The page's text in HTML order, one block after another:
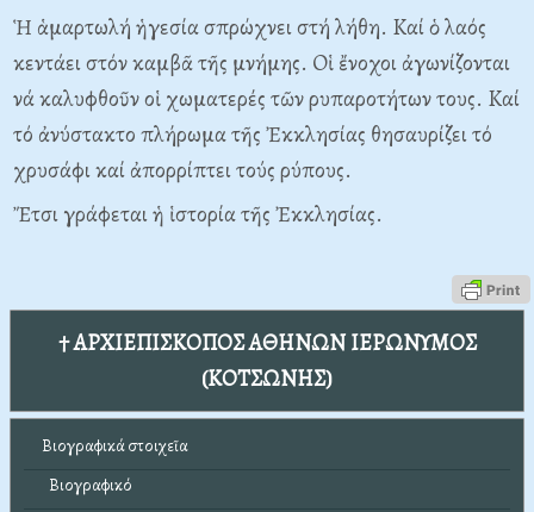
Ἡ ἁμαρτωλή ἡγεσία σπρώχνει στή λήθη. Kαί ὁ λαός
κεντάει στόν καμβᾶ τῆς μνήμης. Oἱ ἔνοχοι ἀγωνίζονται
νά καλυφθοῦν οἱ χωματερές τῶν ρυπαροτήτων τους. Kαί
τό ἀνύστακτο πλήρωμα τῆς Ἐκκλησίας θησαυρίζει τό
χρυσάφι καί ἀπορρίπτει τούς ρύπους.
Ἔτσι γράφεται ἡ ἱστορία τῆς Ἐκκλησίας.
† ΑΡΧΙΕΠΙΣΚΟΠΟΣ ΑΘΗΝΩΝ ΙΕΡΩΝΥΜΟΣ
(ΚΟΤΣΩΝΗΣ)
Βιογραφικά στοιχεῖα
Βιογραφικό